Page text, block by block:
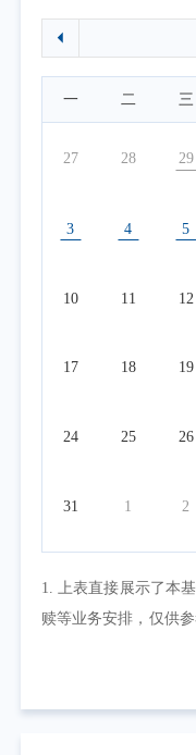
一 二 三
27 28 29
3 4 5
10 11 12
17 18 19
24 25 26
31 1 2
1. 上表直接展示了本
赎等业务安排，仅供
因其他原因暂停申/赎
2. 上表默认展示一个